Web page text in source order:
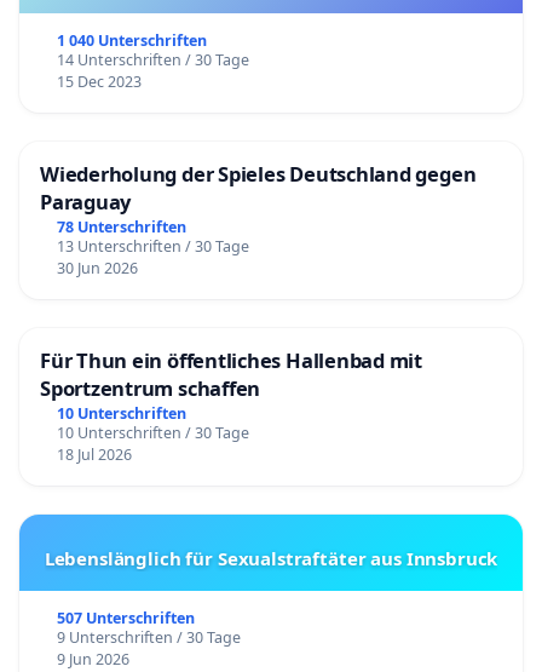
1 040 Unterschriften
14 Unterschriften / 30 Tage
15 Dec 2023
Wiederholung der Spieles Deutschland gegen
Paraguay
78 Unterschriften
13 Unterschriften / 30 Tage
30 Jun 2026
Für Thun ein öffentliches Hallenbad mit
Sportzentrum schaffen
10 Unterschriften
10 Unterschriften / 30 Tage
18 Jul 2026
Lebenslänglich für Sexualstraftäter aus Innsbruck
507 Unterschriften
9 Unterschriften / 30 Tage
9 Jun 2026